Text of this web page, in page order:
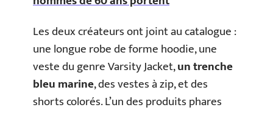
Les deux créateurs ont joint au catalogue :
une longue robe de forme hoodie, une
veste du genre Varsity Jacket,un trenche
bleu marine, des vestes à zip, et des
shorts colorés. L’un des produits phares